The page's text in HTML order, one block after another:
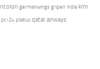
germanwings gripen india klm
pc-24 pilatus qatar airways